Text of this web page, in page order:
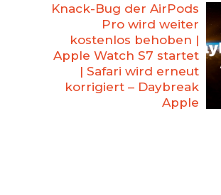
Knack-Bug der AirPods
Pro wird weiter
kostenlos behoben |
Apple Watch S7 startet
| Safari wird erneut
korrigiert – Daybreak
Apple